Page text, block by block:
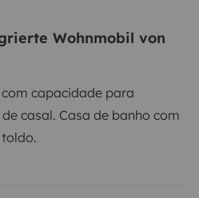
Wohnmobil von
capacidade para
casal. Casa de banho com